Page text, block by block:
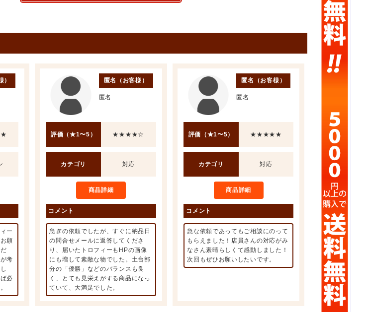
）
ー
願
考
必
匿名（お客様）
匿名
評価（★1〜5） ★★★★☆
カテゴリ 対応
商品詳細
コメント
急ぎの依頼でしたが、すぐに納品日
の問合せメールに返答してくださ
り、届いたトロフィーもHPの画像
にも増して素敵な物でした。土台部
分の「優勝」などのバランスも良
く、とても見栄えがする商品になっ
ていて、大満足でした。
匿名（お客様）
匿名
評価（★1〜5） ★★★★★
カテゴリ 対応
商品詳細
コメント
急な依頼であってもご相談にのって
もらえました！店員さんの対応がみ
なさん素晴らしくて感動しました！
次回もぜひお願いしたいです。